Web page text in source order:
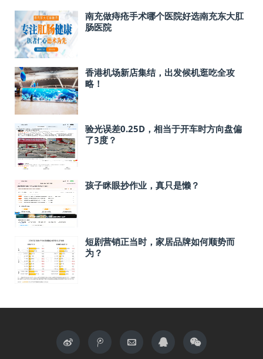
南充做痔疮手术哪个医院好选南充东大肛
肠医院
香港机场新店集结，出发候机逛吃全攻
略！
验光误差0.25D，相当于开车时方向盘偏
了3度？
孩子眯眼抄作业，真只是懒？
短剧营销正当时，家居品牌如何顺势而
为？